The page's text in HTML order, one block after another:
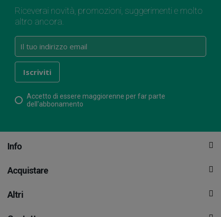
Riceverai novità, promozioni, suggerimenti e molto
altro ancora.
Accetto di essere maggiorenne per far parte
dell'abbonamento
Info
Acquistare
Altri